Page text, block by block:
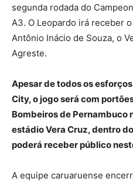
segunda rodada do
A3. O Leopardo irá receber
Antônio Inácio de Souza, o
Agreste.
Apesar de todos os
City, o jogo será com
Bombeiros de Pernambuco
estádio Vera Cruz, dentro
poderá receber público
A equipe caruaruense